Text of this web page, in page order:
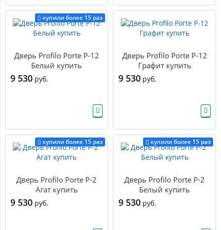
купили более 15 раз
Дверь Profilo Porte P-12
Белый купить
9 530 руб.
Дверь Profilo Porte P-12
Графит купить
9 530 руб.
купили более 15 раз
Дверь Profilo Porte P-2
Агат купить
9 530 руб.
купили более 15 раз
Дверь Profilo Porte P-2
Белый купить
9 530 руб.